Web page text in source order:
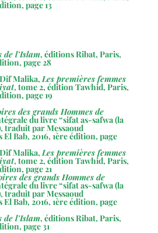
page 13
de l’Islam, éditions Ribat, Paris,
page 28
Dif Malika,Les premières femmes
, tome 2, édition Tawhid, Paris,
page 19
des grands Hommes de
du livre “sifat as-safwa (la
traduit par Messaoud
Bab, 2016, 1ère édition, page
Dif Malika,Les premières femmes
, tome 2, édition Tawhid, Paris,
page 21
des grands Hommes de
du livre “sifat as-safwa (la
traduit par Messaoud
Bab, 2016, 1ère édition, page
de l’Islam, éditions Ribat, Paris,
page 31